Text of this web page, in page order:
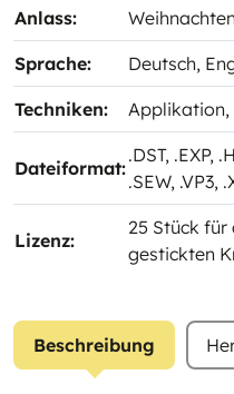
Anlass: Weihnachten
Sprache: Deutsch,
Techniken: Applikation
Dateiformat:
.DST, .EXP,
.SEW, .VP3,
Lizenz:
25 Stück
gestickten
Beschreibung